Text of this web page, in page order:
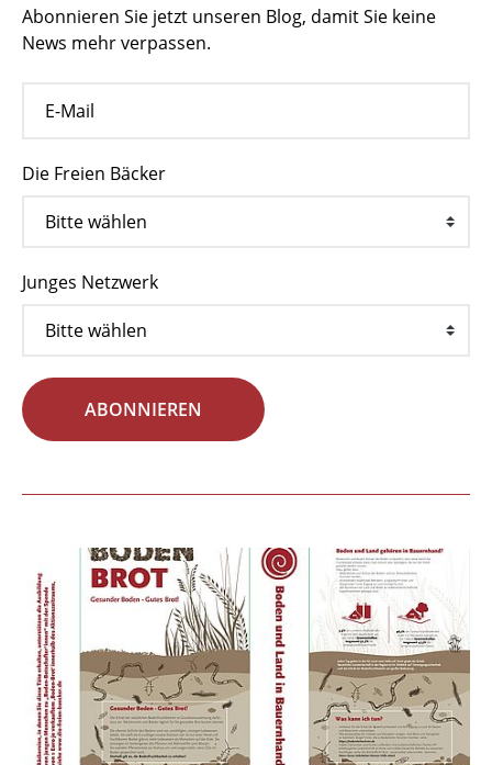
Abonnieren Sie jetzt unseren Blog, damit Sie keine
News mehr verpassen.
Die Freien Bäcker
Junges Netzwerk
ABONNIEREN